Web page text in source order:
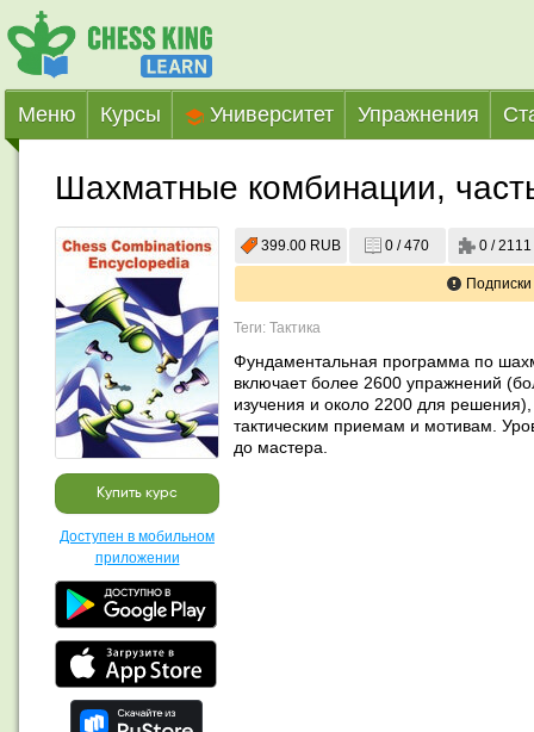
Меню Курсы Университет Упражнения
Шахматные комбинации,
Купить курс
Доступен в мобильном
приложении
399.00 RUB 0 / 470 0 / 2111
Теги: Тактика
Фундаментальная программа по
включает более 2600 упражнений
изучения и около 2200 для
тактическим приемам и мотивам.
до мастера.